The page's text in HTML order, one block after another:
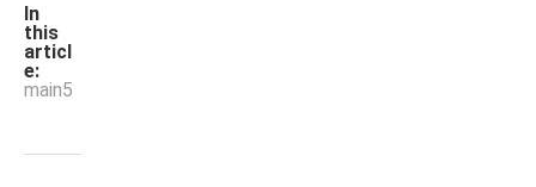
In
this
articl
e:
main5